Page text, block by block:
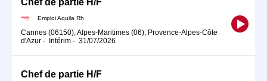
Chef de partie H/F
Emploi Aquila Rh
Cannes (06150), Alpes-Maritimes (06), Provence-Alpes-Côte
d'Azur - Intérim - 31/07/2026
Chef de partie H/F